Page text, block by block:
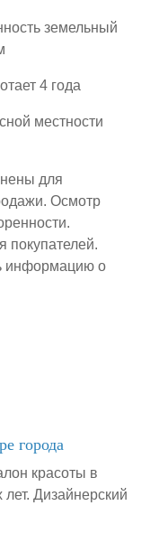
земельный
4 года
местности
для
Осмотр
покупателей.
информацию о
города
красоты в
Дизайнерский